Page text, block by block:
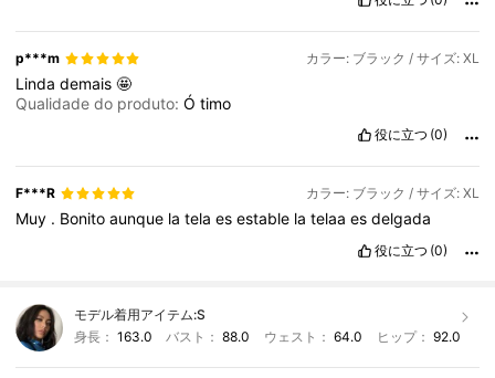
p***m カラー: ブラック / サイズ: XL
Lindademais🤩
Qualidade do produto:Ótimo
役に立つ (0)
F***R カラー: ブラック / サイズ: XL
Muy . Bonitoaunque latelaesestable latelaaesdelgada
役に立つ (0)
モデル着用アイテム:S
身長： 163.0 バスト：88.0 ウェスト： 64.0 ヒップ： 92.0